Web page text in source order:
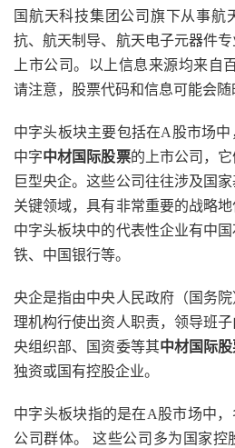
国航天科技集团公司旗下从事航
抗、航天制导、航天电子元器件专
上市公司。以上信息来源均来自
请注意，股票代码和信息可能会随
中字头板块主要包括在A股市场
中字中材国际股票的上市公司，
巨型央企。这些公司往往涉及国
关键领域，具有非常重要的战略地
中字头板块中的代表性企业有中
铁、中国银行等。
央企是指由中央人民政府（国务
理机构行使出资人职责，领导班
央组织部、国资委等其中材国际
独资或国有控股企业。
中字头板块指的是在A股市场中
公司群体。 这些公司多为国家控